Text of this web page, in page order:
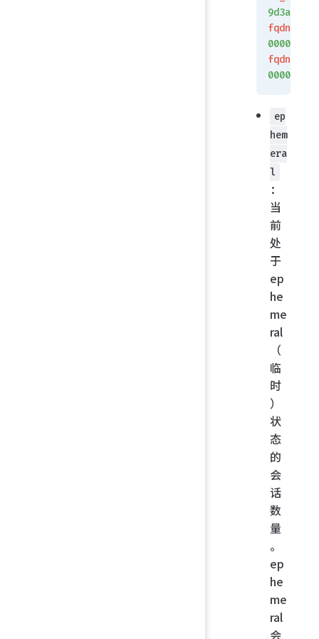
9d3a
000000a
00000000
ep
hem
era
l
：
当
前
处
于
ep
he
me
ral
（
临
时
）
状
态
的
会
话
数
量
。
ep
he
me
ral
会